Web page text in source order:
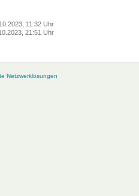
11:32 Uhr
21:51 Uhr
Netzwerklösungen